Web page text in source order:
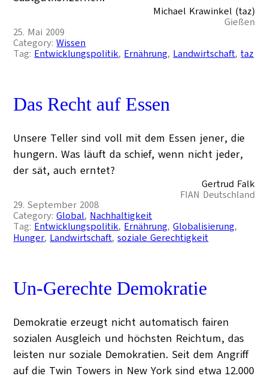
Michael Krawinkel (taz)
Gießen
25. Mai 2009
Category:Wissen
Tag: Entwicklungspolitik, Ernährung, Landwirtschaft, taz
Das Recht auf Essen
Unsere Teller sind voll mit dem Essen jener, die
hungern. Was läuft da schief, wenn nicht jeder,
der sät, auch erntet?
Gertrud Falk
FIAN Deutschland
29. September 2008
Category:Global, Nachhaltigkeit
Tag: Entwicklungspolitik, Ernährung, Globalisierung
Hunger, Landwirtschaft, soziale Gerechtigkeit
Un-Gerechte Demokratie
Demokratie erzeugt nicht automatisch fairen
sozialen Ausgleich und höchsten Reichtum, das
leisten nur soziale Demokratien. Seit dem Angriff
auf die Twin Towers in New York sind etwa 12.000